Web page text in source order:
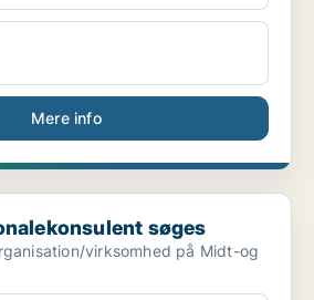
Mere info
søges
søges
virksomhed på Midt-og